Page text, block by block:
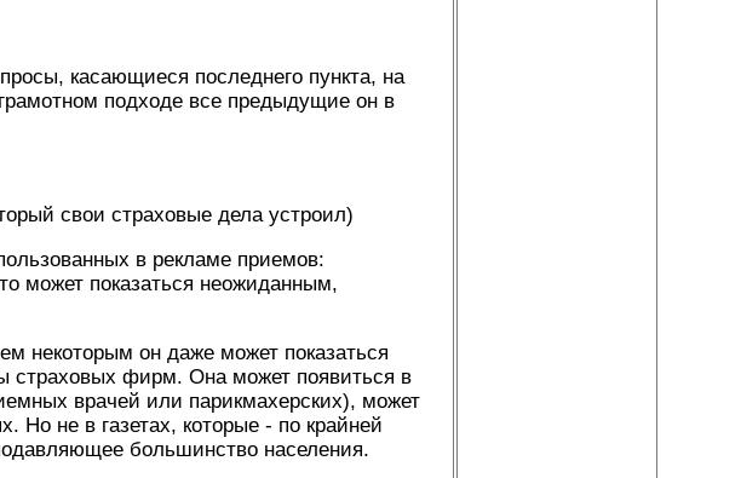
касающиеся последнего пункта, на
подходе все предыдущие он в
свои страховые дела устроил)
в рекламе приемов:
может показаться неожиданным,
некоторым он даже может показаться
страховых фирм. Она может появиться в
врачей или парикмахерских), может
Но не в газетах, которые - по крайней
большинство населения.